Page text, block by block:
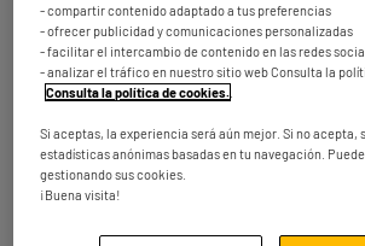
19.45
km
Av. Puerta del Sol, 2,
28918 Leganés, Madrid
Cerrado actualmente
Más
- compartir contenido adaptado a tus preferencias
- ofrecer publicidad y comunicaciones personalizadas
- facilitar el intercambio de contenido en las redes
- analizar el tráfico en nuestro sitio web Consulta la
Consulta la política de cookies.
Si aceptas, la experiencia será aún mejor. Si no acepta,
estadísticas anónimas basadas en tu navegación.
gestionando sus cookies.
¡Buena visita!